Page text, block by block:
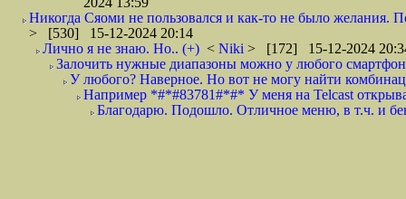
Никогда Сяоми не пользовался и как-то не было
> [530] 15-12-2024 20:14
Лично я не знаю. Но.. (+) < Niki > [172] 15-12-2024
Залочить нужные диапазоны можно у любого
У любого? Наверное. Но вот не могу найти
Например *#*#83781#*#* У меня на Telcast
Благодарю. Подошло. Отличное меню, в т.ч. и